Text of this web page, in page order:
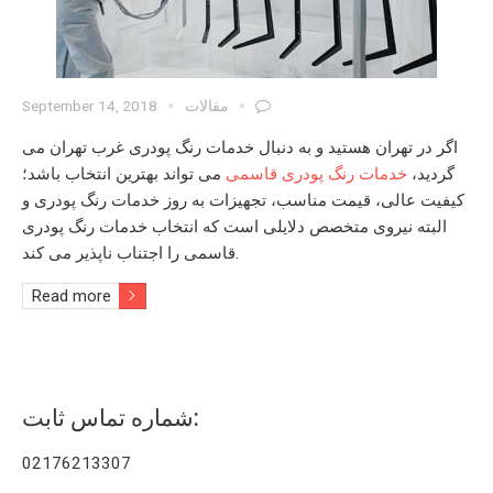
September 14, 2018 مقالات
اگر در تهران هستید و به دنبال خدمات رنگ پودری غرب تهران می
گردید، خدمات رنگ پودری قاسمی می تواند بهترین انتخاب باشد؛
کیفیت عالی، قیمت مناسب، تجهیزات به روز خدمات رنگ پودری و
البته نیروی متخصص دلایلی است که انتخاب خدمات رنگ پودری
قاسمیرا اجتناب ناپذیر می کند.
Read more
شماره تماس ثابت:
02176213307